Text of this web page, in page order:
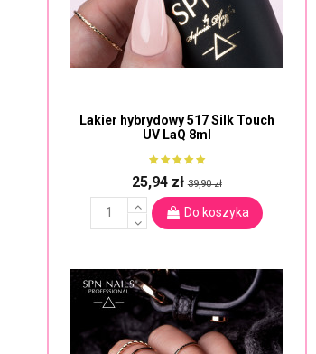
Lakier hybrydowy 517 Silk Touch
UV LaQ 8ml
25,94 zł39,90 zł
Do koszyka